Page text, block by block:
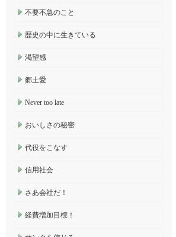
不要不急のこと
歴史の中に生きている
渇望感
郷土愛
Never too late
おいしさの秘密
代役をこなす
信用社会
さあ会社だ！
経費増加目標！